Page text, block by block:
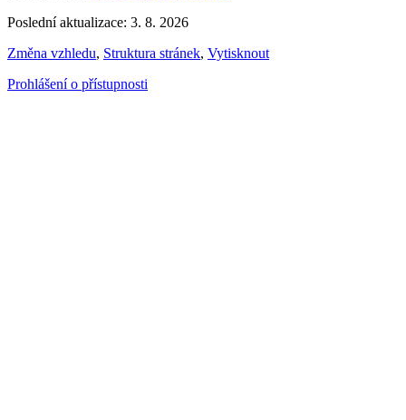
Poslední aktualizace: 3. 8. 2026
Změna vzhledu, Struktura stránek, Vytisknout
Prohlášení o přístupnosti